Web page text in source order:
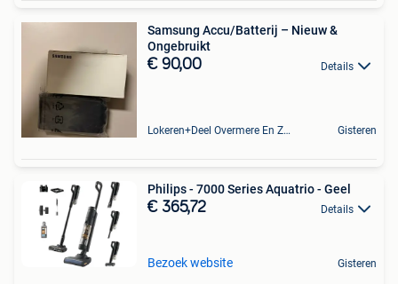
Samsung Accu/Batterij – Nieuw &
Ongebruikt
€ 90,00 Details
Lokeren+Deel Overmere En Zele Gisteren
Philips - 7000 Series Aquatrio - Geel
€ 365,72 Details
Bezoek website Gisteren